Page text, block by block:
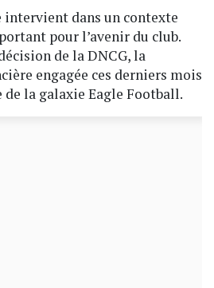
intervient dans un contexte
pour l’avenir du club.
de la DNCG, la
engagée ces derniers mois
la galaxie Eagle Football.